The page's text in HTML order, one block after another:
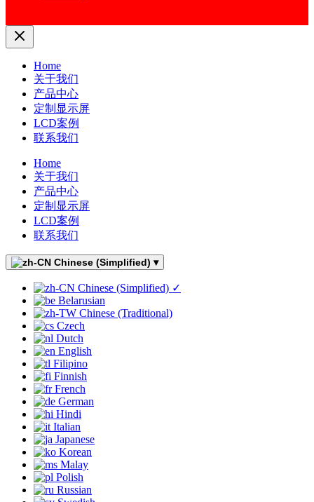
Home
关于我们
产品中心
定制显示屏
LCD案例
联系我们
Home
关于我们
产品中心
定制显示屏
LCD案例
联系我们
Chinese (Simplified) ▾
Chinese (Simplified) ✓
Belarusian
Chinese (Traditional)
Czech
Dutch
English
Filipino
Finnish
French
German
Hindi
Italian
Japanese
Korean
Malay
Polish
Russian